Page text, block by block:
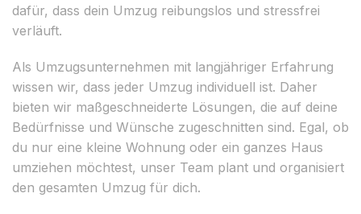
dafür, dass dein Umzug reibungslos und stressfrei
verläuft.
Als Umzugsunternehmen mit langjähriger Erfahrung
wissen wir, dass jeder Umzug individuell ist. Daher
bieten wir maßgeschneiderte Lösungen, die auf deine
Bedürfnisse und Wünsche zugeschnitten sind. Egal, ob
du nur eine kleine Wohnung oder ein ganzes Haus
umziehen möchtest, unser Team plant und organisiert
den gesamten Umzug für dich.